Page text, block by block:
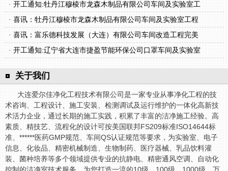
· 开工通知:牡丹江穆棱市龙森木制品有限公司车间及实验室工
· 喜讯：牡丹江穆棱市龙森木制品有限公司车间及实验室工程
· 喜讯：富乐德科技发展（大连）有限公司车间改造工程完美
· 开工通知:辽宁省大连市捷盈节能环保公司口罩车间及实验室
关于我们
大连爱尔佳净化工程技术有限公司是一家专业从事净化工程的技
术咨询、工程设计、施工安装、检测调试及运行维护的一体化高新技
术活力企业，通过长期的施工实践，积累了丰富的洁净施工经验。高
素质、精技艺、流程化的设计可按美国联邦FS209标准ISO14644标
准、******医药GMP规范、车间QS认证规范等要求，为实验室、电子
信息、化妆品、精密机械制造、生物制药、医疗器械、乳品饮料灌
装、菌种培养等多个领域提供专业的抗静电、精密通风空调、自动化